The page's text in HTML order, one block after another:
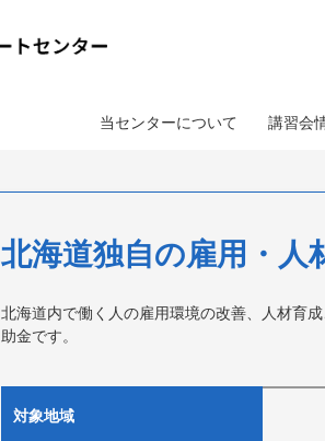
当センターについて 講習会
北海道独自の雇用・人
北海道内で働く人の雇用環境の改善、人材育
助金です。
対象地域